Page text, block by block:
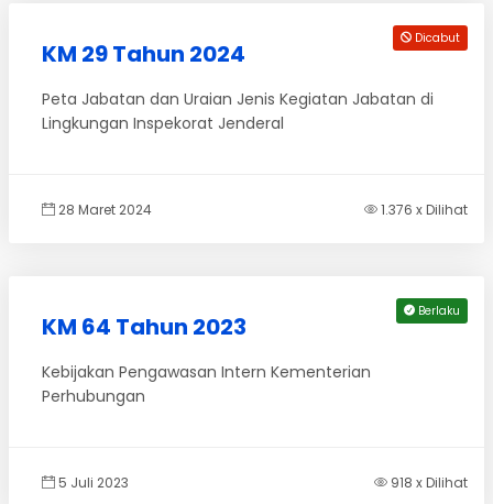
Dicabut
KM 29 Tahun 2024
Peta Jabatan dan Uraian Jenis Kegiatan Jabatan di
Lingkungan Inspekorat Jenderal
28 Maret 2024 1.376 x Dilihat
Berlaku
KM 64 Tahun 2023
Kebijakan Pengawasan Intern Kementerian
Perhubungan
5 Juli 2023 918 x Dilihat